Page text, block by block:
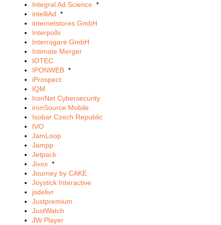
Integral Ad Science *
intelliAd *
internetstores GmbH
Interpolls
Interrogare GmbH
Intimate Merger
IOTEC
IPONWEB *
iProspect
IQM
IronNet Cybersecurity
ironSource Mobile
Isobar Czech Republic
IVO
JamLoop
Jampp
Jetpack
Jivox *
Journey by CAKE
Joystick Interactive
jsdelivr
Justpremium
JustWatch
JW Player